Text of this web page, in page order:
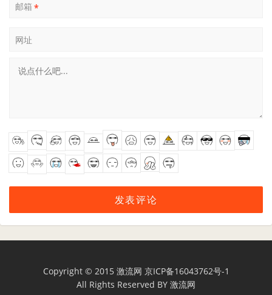
邮箱 *
网址
Copyright © 2015 激流网 京ICP备16043762号-1
All Rights Reserved BY 激流网